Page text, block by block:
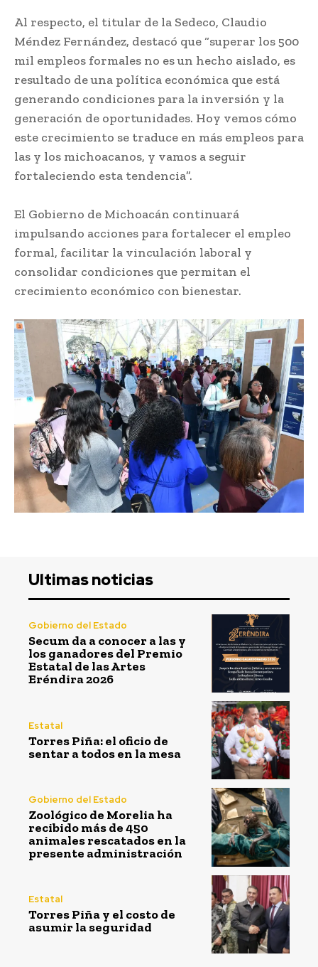
Al respecto, el titular de la Sedeco, Claudio
Méndez Fernández, destacó que “superar los 500
mil empleos formales no es un hecho aislado, es
resultado de una política económica que está
generando condiciones para la inversión y la
generación de oportunidades. Hoy vemos cómo
este crecimiento se traduce en más empleos para
las y los michoacanos, y vamos a seguir
fortaleciendo esta tendencia”.
El Gobierno de Michoacán continuará
impulsando acciones para fortalecer el empleo
formal, facilitar la vinculación laboral y
consolidar condiciones que permitan el
crecimiento económico con bienestar.
Ultimas noticias
Gobierno del Estado
Secum da a conocer a las y
los ganadores del Premio
Estatal de las Artes
Eréndira 2026
Estatal
Torres Piña: el oficio de
sentar a todos en la mesa
Gobierno del Estado
Zoológico de Morelia ha
recibido más de 450
animales rescatados en la
presente administración
Estatal
Torres Piña y el costo de
asumir la seguridad